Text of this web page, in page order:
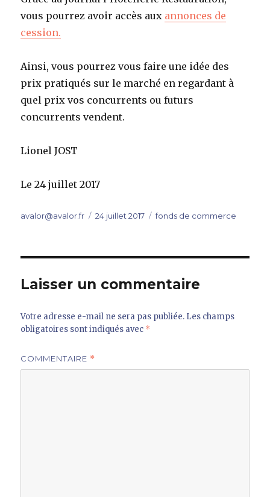
vous pourrez avoir accès aux annonces de
cession.
Ainsi, vous pourrez vous faire une idée des
prix pratiqués sur le marché en regardant à
quel prix vos concurrents ou futurs
concurrents vendent.
Lionel JOST
Le 24 juillet 2017
Auteur
avalor@avalor.fr
Publié
24 juillet 2017 Catégories
fonds de commerce
Laisser un commentaire
Votre adresse e-mail ne sera pas publiée. Les champs
obligatoires sont indiqués avec *
COMMENTAIRE *